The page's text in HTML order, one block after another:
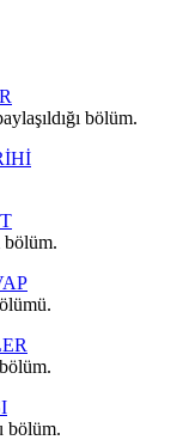
bölüm.
bölüm.
bölüm.